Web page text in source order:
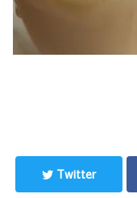
Twitter